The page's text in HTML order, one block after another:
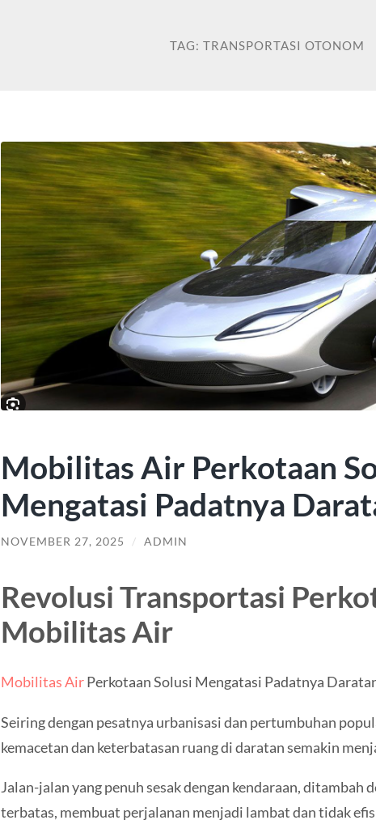
TAG:TRANSPORTASI OTONOM
Mobilitas Air Perkotaan
Mengatasi Padatnya
NOVEMBER 27, 2025 / ADMIN
Revolusi Transportasi
Mobilitas Air
Mobilitas AirPerkotaan Solusi Mengatasi Padatnya
Seiring dengan pesatnya urbanisasi dan pertumbuhan
kemacetan dan keterbatasan ruang di daratan semakin
Jalan-jalan yang penuh sesak dengan kendaraan, ditambah
terbatas, membuat perjalanan menjadi lambat dan tidak